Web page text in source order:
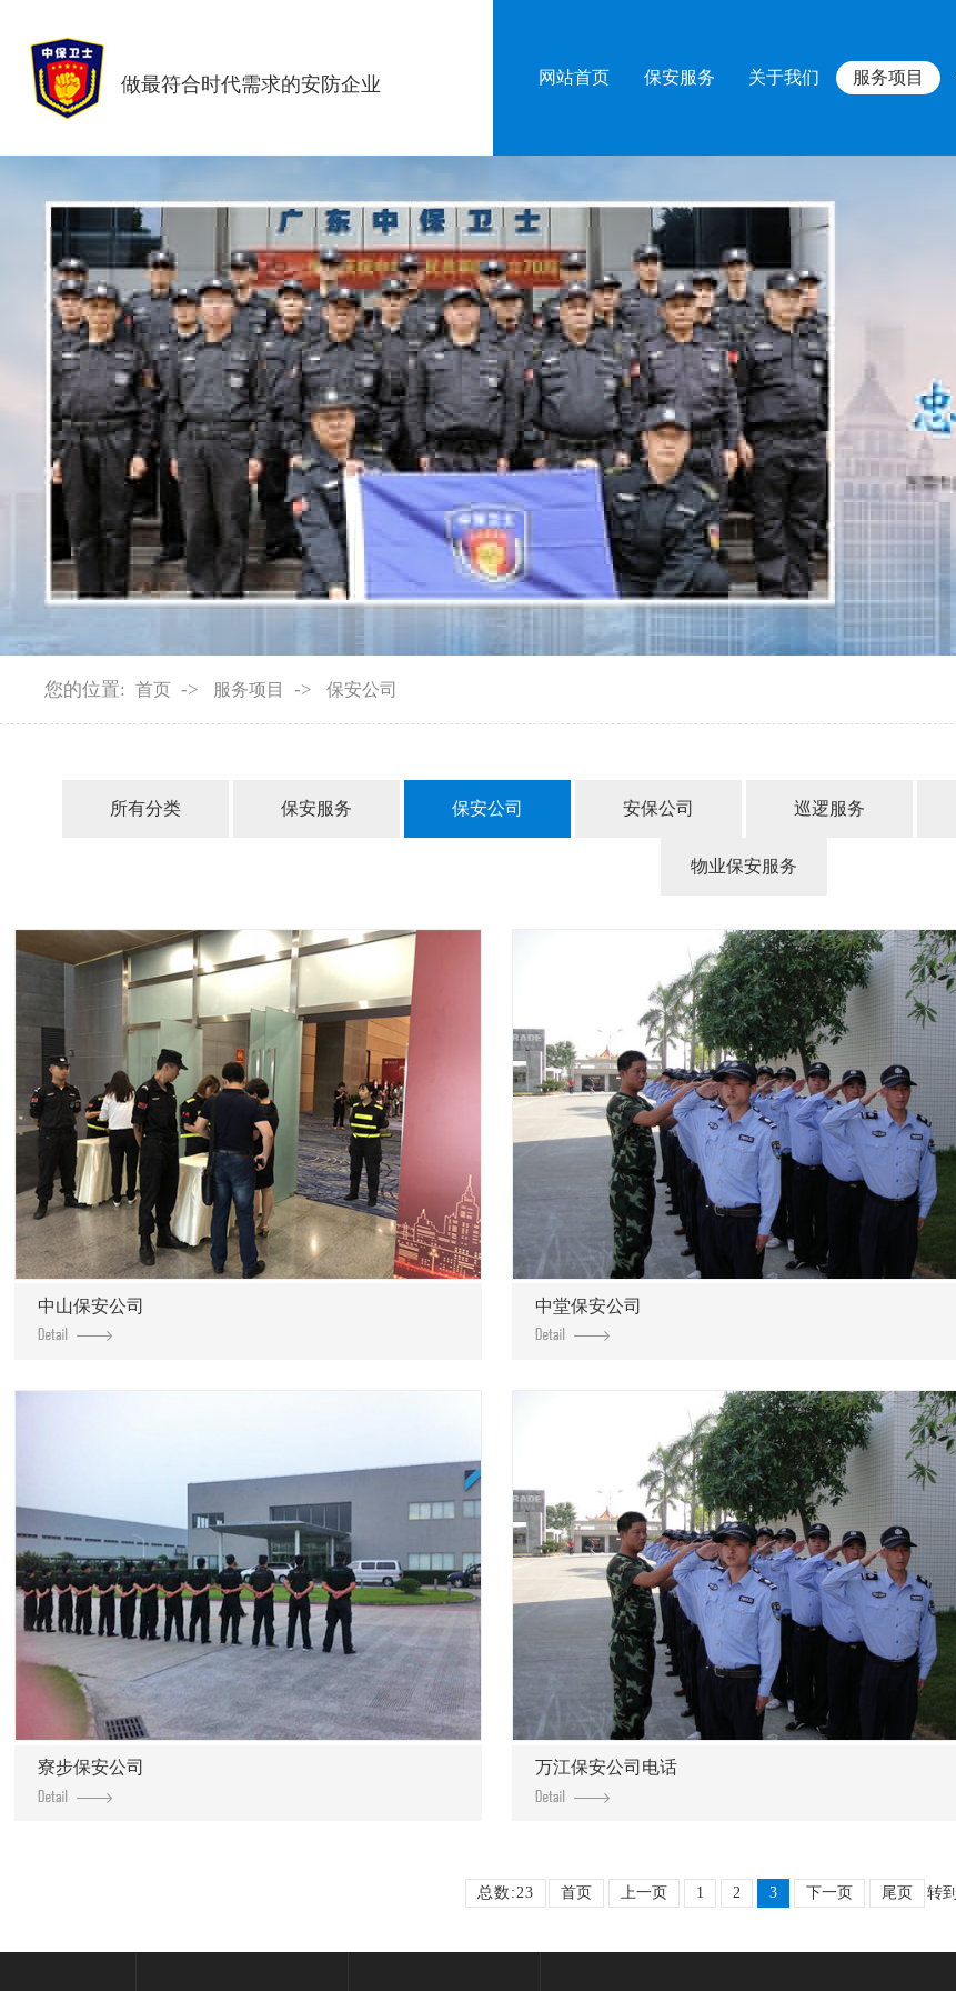
做最符合时代需求的安防企业 网站首页 保安服务 关于我们 服务项目
您的位置: 首页 -> 服务项目 -> 保安公司
所有分类 保安服务 保安公司 安保公司 巡逻服务
物业保安服务
中山保安公司 中堂保安公司
寮步保安公司 万江保安公司电话
总数:23 首页 上一页 1 2 3 下一页 尾页 转到